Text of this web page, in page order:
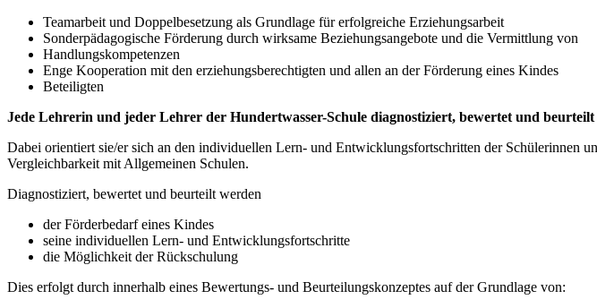
Teamarbeit und Doppelbesetzung als Grundlage für erfolgreiche Erziehungsarbeit
Sonderpädagogische Förderung durch wirksame Beziehungsangebote und die Vermittlung von
Handlungskompetenzen
Enge Kooperation mit den erziehungsberechtigten und allen an der Förderung eines Kindes
Beteiligten
Jede Lehrerin und jeder Lehrer der Hundertwasser-Schule diagnostiziert, bewertet und
Dabei orientiert sie/er sich an den individuellen Lern- und Entwicklungsfortschritten der Schülerinnen
Vergleichbarkeit mit Allgemeinen Schulen.
Diagnostiziert, bewertet und beurteilt werden
der Förderbedarf eines Kindes
seine individuellen Lern- und Entwicklungsfortschritte
die Möglichkeit der Rückschulung
Dies erfolgt durch innerhalb eines Bewertungs- und Beurteilungskonzeptes auf der Grundlage von: